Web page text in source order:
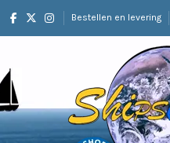
Bestellen en levering